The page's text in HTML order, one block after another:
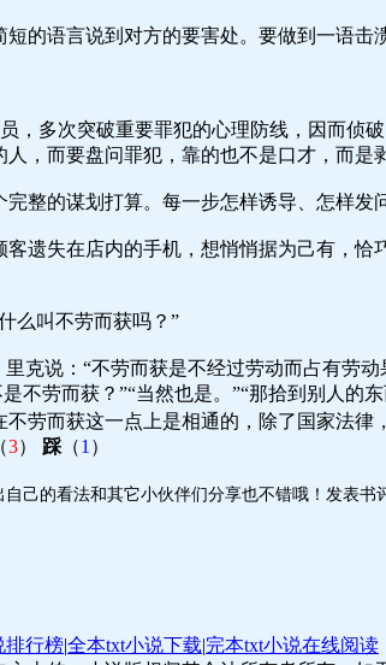
的语言说到对方的要害处。要做到一语
，多次突破重要罪犯的心理防线，因而侦
，而要盘问罪犯，靠的也不是口才，而是
整的谋划打算。每一步怎样诱导、怎样
遗失在店内的手机，想悄悄据为己有，
么叫不劳而获吗？”
克说：“不劳而获是不经过劳动而占有劳
是不劳而获？”“当然也是。”“那拾到别人
不劳而获这一点上是相通的，除了国家法
3） 踩 （1 ）
己的看法和其它小伙伴们分享也不错哦！发表
排行榜|全本txt小说下载|完本txt小说在线阅读